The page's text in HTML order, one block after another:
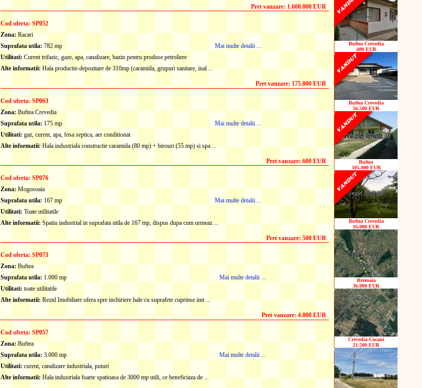
Pret vanzare: 1.600.000 EUR
Cod oferta: SP052
Zona:Racari
Suprafata utila: 782 mp
Mai multe detalii ...
Utilitati: Curent trifazic, gaze, apa, canalizare, bazin pentru produse petroliere
Alte informatii:Hala productie-depozitare de 310mp (caramida, grupuri sanitare, inal ...
Pret vanzare: 175.000 EUR
Cod oferta: SP063
Zona:Buftea Crevedia
Suprafata utila: 175 mp
Mai multe detalii ...
Utilitati: gaz, curent, apa, fosa septica, aer conditionat
Alte informatii:Hala industriala constructie caramida (80 mp) + birouri (55 mp) si spa ...
Pret vanzare: 600 EUR
Cod oferta: SP076
Zona:Mogosoaia
Suprafata utila: 167 mp
Mai multe detalii ...
Utilitati: Toate utilitatile
Alte informatii:Spatiu industrial in suprafata utila de 167 mp, dispus dupa cum urmeaz ...
Pret vanzare: 500 EUR
Cod oferta: SP073
Zona:Buftea
Suprafata utila: 1.000 mp
Mai multe detalii ...
Utilitati: toate utilitatile
Alte informatii:Rezid Imobiliare ofera spre inchiriere hale cu suprafete cuprinse intr ...
Pret vanzare: 4.000 EUR
Cod oferta: SP057
Zona:Buftea
Suprafata utila: 3.000 mp
Mai multe detalii ...
Utilitati: curent, canalizare industriala, puturi
Alte informatii:Hala industriala foarte spatioasa de 3000 mp utili, ce beneficiaza de ...
Buftea Crevedia
400 EUR
Buftea Crevedia
56.500 EUR
Buftea
105.000 EUR
Buftea Crevedia
16.000 EUR
Brezoaia
36.000 EUR
Crevedia-Cocani
21.500 EUR